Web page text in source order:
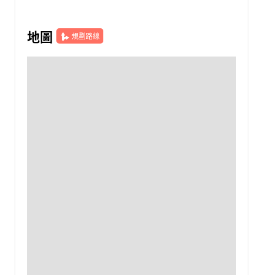
地圖 規劃路線